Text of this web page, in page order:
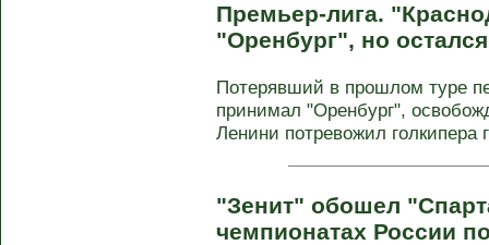
Премьер-лига.
"Оренбург", но
Потерявший в прошлом туре
принимал "Оренбург",
Ленини потревожил голкипера
"Зенит" обошел
чемпионатах России